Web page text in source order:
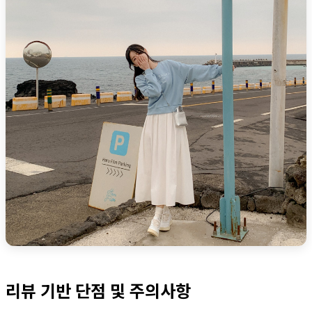
리뷰 기반 단점 및 주의사항